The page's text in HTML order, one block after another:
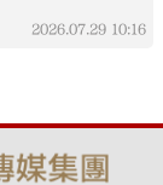
2026.07.29 10:16